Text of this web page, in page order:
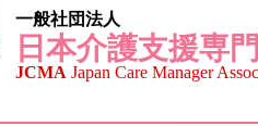
一般社団法人
日本介護支援専
JCMA Japan Care Manager